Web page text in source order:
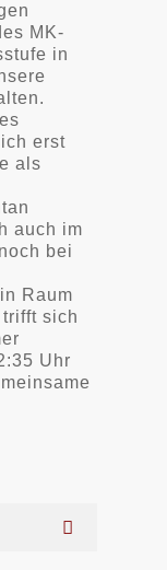
MK-
in
erst
als
auch im
bei
Raum
sich
Uhr